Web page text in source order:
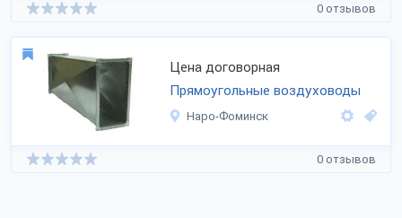
0 отзывов
Цена договорная
Прямоугольные воздуховоды
Наро-Фоминск
0 отзывов